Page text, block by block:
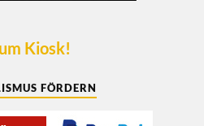
Kiosk!
FÖRDERN